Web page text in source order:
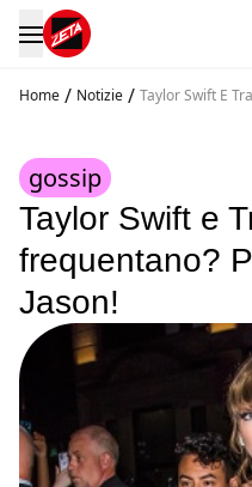
Home / Notizie / Taylor Swift E
gossip
Taylor Swift e
frequentano?
Jason!